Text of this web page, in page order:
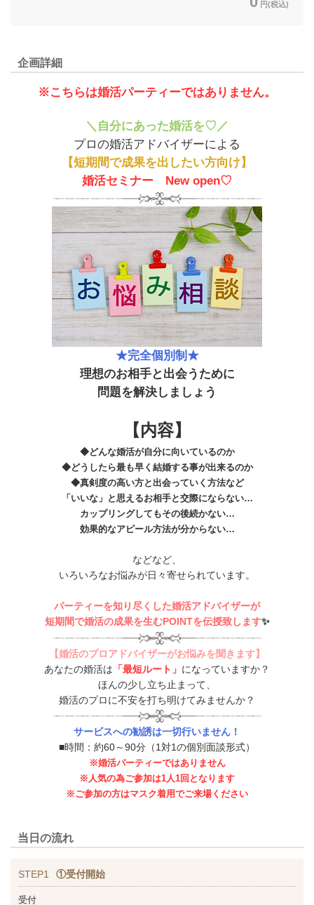
円(税込)
企画詳細
※こちらは婚活パーティーではありません。
＼自分にあった婚活を♡／
プロの婚活アドバイザーによる
【短期間で成果を出したい方向け】
婚活セミナー New open♡
★完全個別制★
理想のお相手と出会うために
問題を解決しましょう
【内容】
◆どんな婚活が自分に向いているのか
◆どうしたら最も早く結婚する事が出来るのか
◆真剣度の高い方と出会っていく方法など
「いいな」と思えるお相手と交際にならない…
カップリングしてもその後続かない…
効果的なアピール方法が分からない…
などなど、
いろいろなお悩みが日々寄せられています。
パーティーを知り尽くした婚活アドバイザーが
短期間で婚活の成果を生むPOINTを伝授致します✨
【婚活のプロアドバイザーがお悩みを聞きます】
あなたの婚活は 「最短ルート」 になっていますか？
ほんの少し立ち止まって、
婚活のプロに不安を打ち明けてみませんか？
サービスへの勧誘は一切行いません！
■時間：約60～90分（1対1の個別面談形式）
※婚活パーティーではありません
※人気の為ご参加は1人1回となります
※ご参加の方はマスク着用でご来場ください
当日の流れ
STEP1 ①受付開始
受付